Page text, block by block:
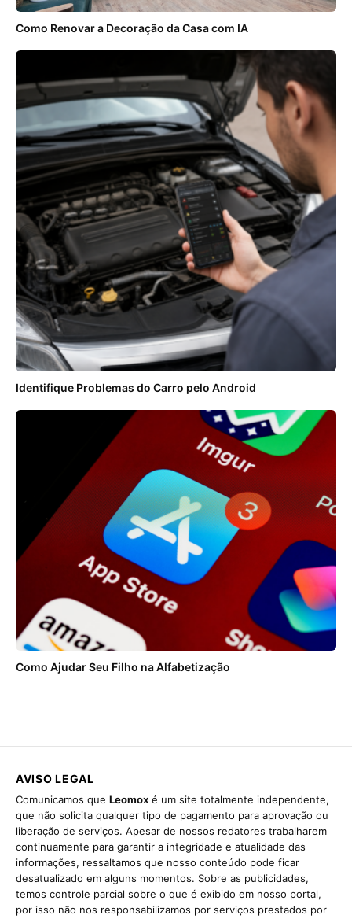
Como Renovar a Decoração da Casa com IA
Identifique Problemas do Carro pelo Android
Como Ajudar Seu Filho na Alfabetização
AVISO LEGAL
Comunicamos que Leomox é um site totalmente independente,
que não solicita qualquer tipo de pagamento para aprovação ou
liberação de serviços. Apesar de nossos redatores trabalharem
continuamente para garantir a integridade e atualidade das
informações, ressaltamos que nosso conteúdo pode ficar
desatualizado em alguns momentos. Sobre as publicidades,
temos controle parcial sobre o que é exibido em nosso portal,
por isso não nos responsabilizamos por serviços prestados por